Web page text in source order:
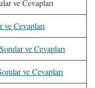
ve Cevapları
ve Cevapları
ve Cevapları
ve Cevapları